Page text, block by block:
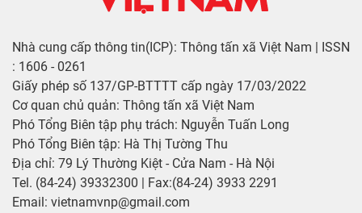
Nhà cung cấp thông tin(ICP): Thông tấn xã Việt Nam | ISSN
: 1606 - 0261
Giấy phép số 137/GP-BTTTT cấp ngày 17/03/2022
Cơ quan chủ quản: Thông tấn xã Việt Nam
Phó Tổng Biên tập phụ trách: Nguyễn Tuấn Long
Phó Tổng Biên tập: Hà Thị Tường Thu
Địa chỉ: 79 Lý Thường Kiệt - Cửa Nam - Hà Nội
Tel. (84-24) 39332300 | Fax:(84-24) 3933 2291
Email: vietnamvnp@gmail.com